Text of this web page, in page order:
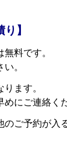
】
料です。
。
ます。
にご連絡く
ご予約が入